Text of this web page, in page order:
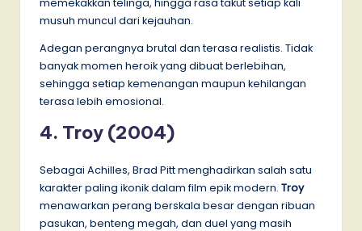
musuh muncul dari kejauhan.
Adegan perangnya brutal dan terasa realistis. Tidak
banyak momen heroik yang dibuat berlebihan,
sehingga setiap kemenangan maupun kehilangan
terasa lebih emosional.
4. Troy (2004)
Sebagai Achilles, Brad Pitt menghadirkan salah satu
karakter paling ikonik dalam film epik modern. Troy
menawarkan perang berskala besar dengan ribuan
pasukan, benteng megah, dan duel yang masih